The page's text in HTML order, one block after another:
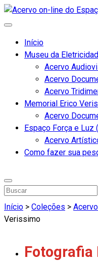
Início
Museu da
Acervo
Acervo
Acervo
Memorial Erico
Acervo
Espaço Força e Luz
Acervo
Como fazer sua
Início > Coleções >
Verissimo
Fotografia